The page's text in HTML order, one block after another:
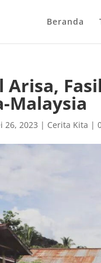
Beranda
Arisa,
Malaysia
26, 2023 | Cerita Kita |